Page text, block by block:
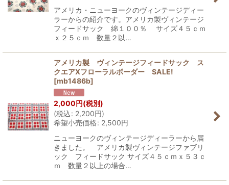
アメリカ・ニューヨークのヴィンテージディー
ラーからの紹介です。アメリカ製ヴィンテージ
フィードサック 綿１００％ サイズ４５ｃｍ
ｘ２５ｃｍ 数量２以…
アメリカ製 ヴィンテージフィードサック ス
クエアXフローラルボーダー SALE!
[mb1486b]
2,000円(税別)
(税込: 2,200円)
希望小売価格: 2,500円
ニューヨークのヴィンテージディーラーから届
きました。 アメリカ製ヴィンテージファブリ
ック フィードサック サイズ４５ｃｍｘ５３ｃ
ｍ 数量２以上の場合…